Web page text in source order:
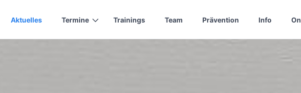
Aktuelles Termine Trainings Team Prävention Info